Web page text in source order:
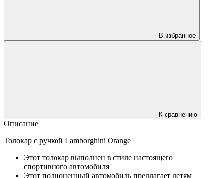
В избранное
К сравнению
Описание
Толокар с ручкой Lamborghini Orange
Этот толокар выполнен в стиле настоящего
спортивного автомобиля
Этот полноценный автомобиль предлагает детям